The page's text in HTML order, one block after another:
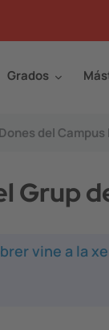
Grados
del Campus
Grup
vine a la